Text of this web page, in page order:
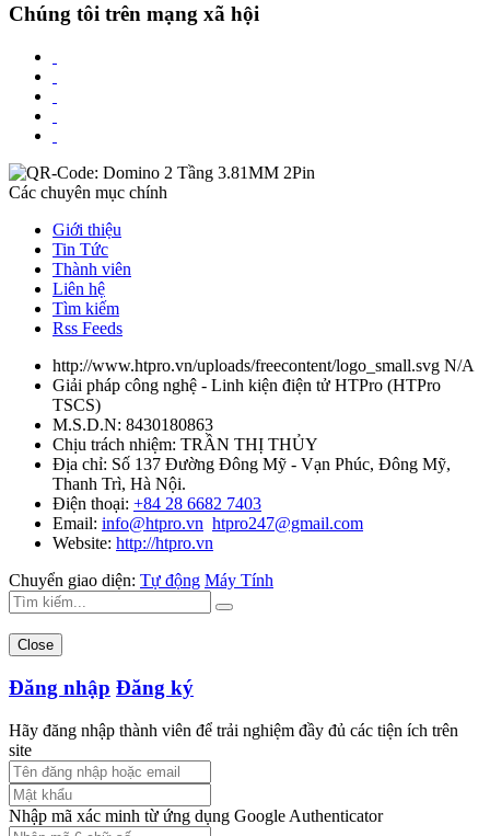
Chúng tôi trên mạng xã hội
Các chuyên mục chính
Giới thiệu
Tin Tức
Thành viên
Liên hệ
Tìm kiếm
Rss Feeds
http://www.htpro.vn/uploads/freecontent/logo_small.svg N/A
Giải pháp công nghệ - Linh kiện điện tử HTPro (HTPro
TSCS)
M.S.D.N: 8430180863
Chịu trách nhiệm: TRẦN THỊ THỦY
Địa chỉ: Số 137 Đường Đông Mỹ - Vạn Phúc, Đông Mỹ,
Thanh Trì, Hà Nội.
Điện thoại: +84 28 6682 7403
Email: info@htpro.vn htpro247@gmail.com
Website: http://htpro.vn
Chuyển giao diện: Tự động Máy Tính
Close
Đăng nhập Đăng ký
Hãy đăng nhập thành viên để trải nghiệm đầy đủ các tiện ích trên
site
Nhập mã xác minh từ ứng dụng Google Authenticator